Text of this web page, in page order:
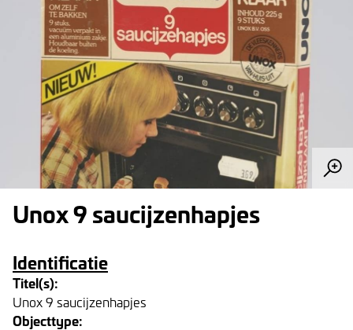
Unox 9 saucijzenhapjes
Identificatie
Titel(s):
Unox 9 saucijzenhapjes
Objecttype: